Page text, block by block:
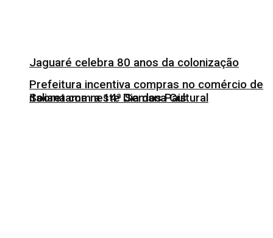
Jaguaré celebra 80 anos da colonização
italiana com a 14ª Semana Cultural
Prefeitura incentiva compras no comércio de
Sooretama neste Dia dos Pais